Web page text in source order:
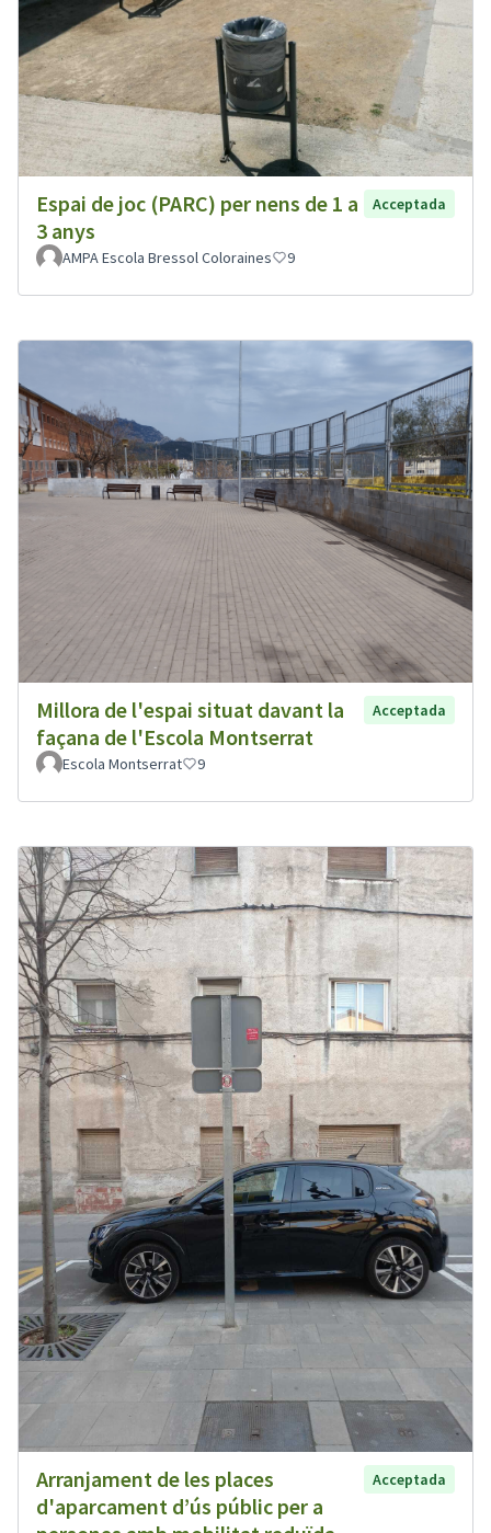
Espai de joc (PARC) per nens de 1 a
3 anys
Acceptada
AMPA Escola Bressol Coloraines 9
Millora de l'espai situat davant la
façana de l'Escola Montserrat
Acceptada
Escola Montserrat 9
Arranjament de les places
d'aparcament d’ús públic per a
Acceptada